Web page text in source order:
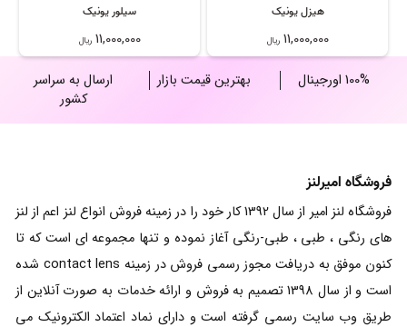
هیزل یونیک
11,000,000 ریال
سیلور یونیک
11,000,000 ریال
100% اورجینال بهترین قیمت بازار
ارسال به سراسر
کشور
فروشگاه امیرلنز
فروشگاه لنز امیر از سال 1392 کار خود را در زمینه فروش انواع لنز اعم از لنز
های رنگی ، طبی ، طبی-رنگی آغاز نموده و تنها مجموعه ای است که تا
کنون موفق به دریافت مجوز رسمی فروش در زمینه contact lens شده
است و از سال 1398 تصمیم به فروش و ارائه خدمات به صورت آنلاین از
طریق وب سایت رسمی گرفته است و دارای نماد اعتماد الکترونیک می